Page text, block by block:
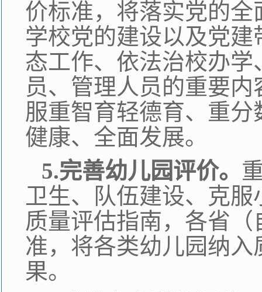
价标准，将落实党的
学校党的建设以及党
态工作、依法治校办
员、管理人员的重要
服重智育轻德育、重
健康、全面发展。
5.完善幼儿园评价。
卫生、队伍建设、克
质量评估指南，各省
准，将各类幼儿园纳
果。